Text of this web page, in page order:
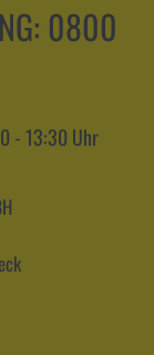
0800
- 13:30 Uhr